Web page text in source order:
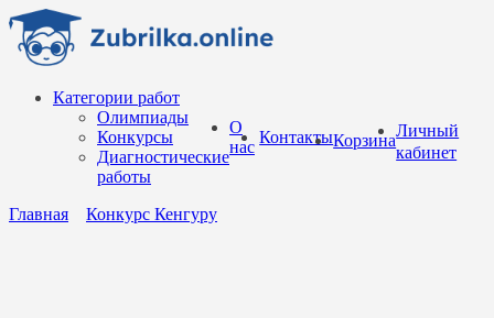
Перейти
содержанию
Категории работ
Олимпиады
Конкурсы
Диагностические
работы
О
нас
КонтактыКорзина
Личный
кабинет
Главная Конкурс Кенгуру